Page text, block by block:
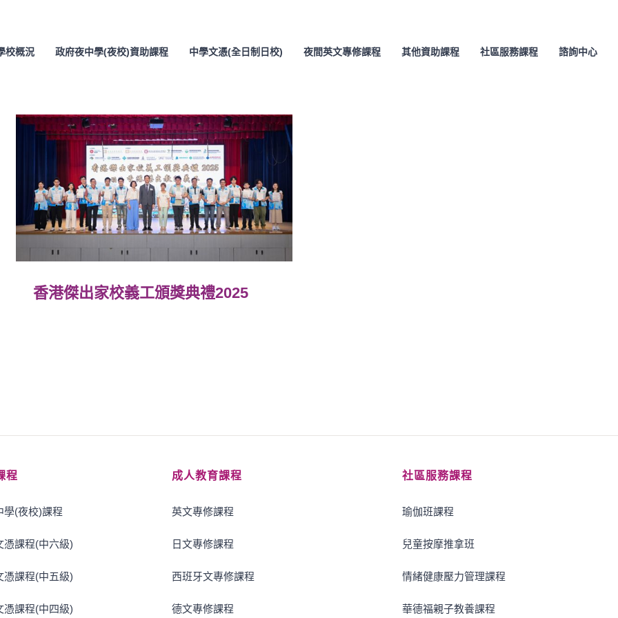
校概況 政府夜中學(夜校)資助課程 中學文憑(全日制日校) 夜間英文專修課程 其他資助課程 社區服務課程 諮詢中心
香港傑出家校義工頒獎典禮2025
程
學(夜校)課程
憑課程(中六級)
憑課程(中五級)
憑課程(中四級)
成人教育課程
英文專修課程
日文專修課程
西班牙文專修課程
德文專修課程
社區服務課程
瑜伽班課程
兒童按摩推拿班
情緒健康壓力管理課程
華德福親子教養課程